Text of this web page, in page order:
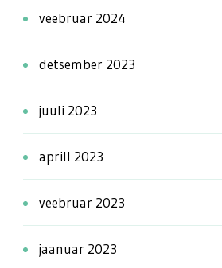
veebruar 2024
detsember 2023
juuli 2023
aprill 2023
veebruar 2023
jaanuar 2023